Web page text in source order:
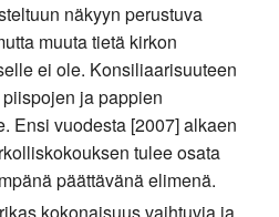
näkyyn perustuva
muuta tietä kirkon
ei ole. Konsiliaarisuuteen
ja pappien
Ensi vuodesta [2007] alkaen
tulee osata
päättävänä elimenä.